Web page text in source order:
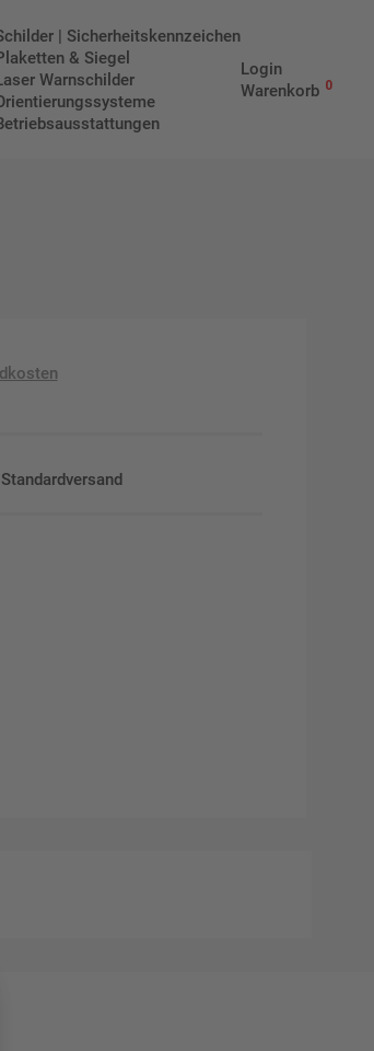
| Sicherheitskennzeichen
& Siegel
Warnschilder
Login
Warenkorb 0